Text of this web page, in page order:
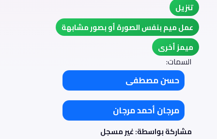
تنزيل
عمل ميم بنفس الصورة أو بصور مشابهة
ميمز أخرى
السمات:
حسن مصطفى
مرجان أحمد مرجان
مشاركة بواسطة: غير مسجل